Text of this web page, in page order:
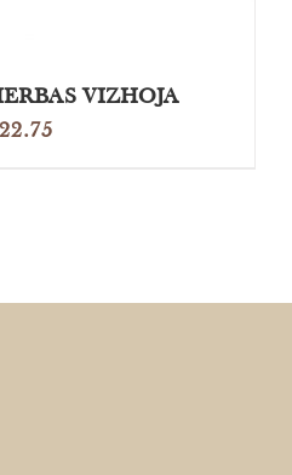
VIZHOJA
22.75